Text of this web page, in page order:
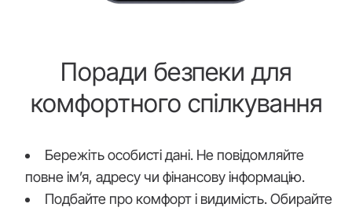
Поради безпеки для
комфортного спілкування
Бережіть особисті дані. Не повідомляйте
повне ім’я, адресу чи фінансову інформацію.
Подбайте про комфорт і видимість. Обирайте